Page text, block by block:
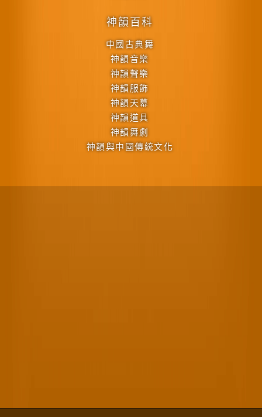
神韻百科
中國古典舞
神韻音樂
神韻聲樂
神韻服飾
神韻天幕
神韻道具
神韻舞劇
神韻與中國傳統文化